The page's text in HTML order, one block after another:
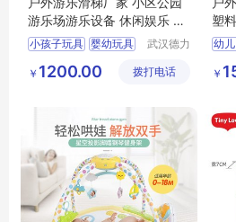
游乐场游乐设备 休闲娱乐 可
定制 德力盛M3
小孩子玩具 婴幼玩具
孩子玩具
武汉德力
备有限公
￥ 1200.00 拨打电话
塑
上
幼
幼
￥